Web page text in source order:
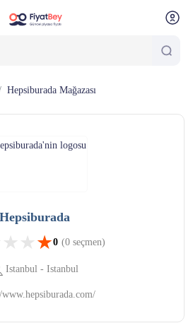
Hepsiburada Mağazası
Hepsiburada
★
★
★★
★
★ ★
★
★ ★
★
★ 0 (0seçmen)
Istanbul - Istanbul